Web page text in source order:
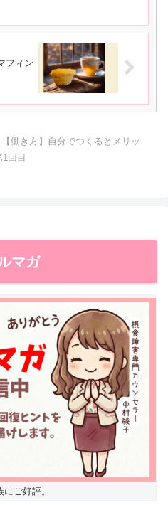
フィン
【働き方】自分でつくるとメリッ
1回目
マガ
にご好評。